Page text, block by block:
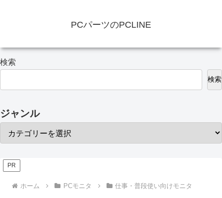
PCパーツのPCLINE
検索
検索
ジャンル
PR
ホーム PCモニタ 仕事・普段使い向けモニタ